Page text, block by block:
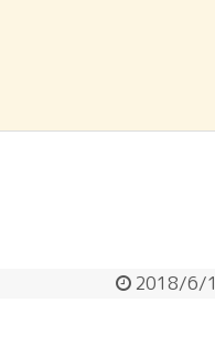
2018/6/1